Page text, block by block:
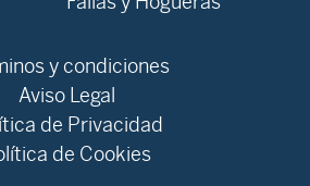
y condiciones
Aviso Legal
de Privacidad
de Cookies